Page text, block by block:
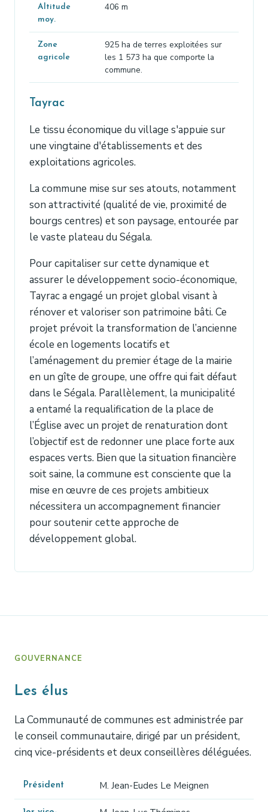
Altitude
moy.
406 m
Zone
agricole
925 ha de terres exploitées sur
les 1 573 ha que comporte la
commune.
Tayrac
Le tissu économique du village s'appuie sur
une vingtaine d'établissements et des
exploitations agricoles.
La commune mise sur ses atouts, notamment
son attractivité (qualité de vie, proximité de
bourgs centres) et son paysage, entourée par
le vaste plateau du Ségala.
Pour capitaliser sur cette dynamique et
assurer le développement socio-économique,
Tayrac a engagé un projet global visant à
rénover et valoriser son patrimoine bâti. Ce
projet prévoit la transformation de l’ancienne
école en logements locatifs et
l’aménagement du premier étage de la mairie
en un gîte de groupe, une offre qui fait défaut
dans le Ségala. Parallèlement, la municipalité
a entamé la requalification de la place de
l’Église avec un projet de renaturation dont
l’objectif est de redonner une place forte aux
espaces verts. Bien que la situation financière
soit saine, la commune est consciente que la
mise en œuvre de ces projets ambitieux
nécessitera un accompagnement financier
pour soutenir cette approche de
développement global.
GOUVERNANCE
Les élus
La Communauté de communes est administrée par
le conseil communautaire, dirigé par un président,
cinq vice-présidents et deux conseillères déléguées.
Président M. Jean-Eudes Le Meignen